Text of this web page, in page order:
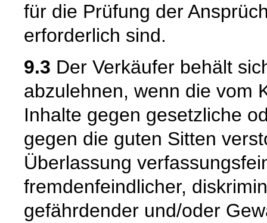
für die Prüfung der
erforderlich sind.
9.3 Der Verkäufer behält
abzulehnen, wenn die vom
Inhalte gegen gesetzliche
gegen die guten Sitten
Überlassung
fremdenfeindlicher,
gefährdender und/oder